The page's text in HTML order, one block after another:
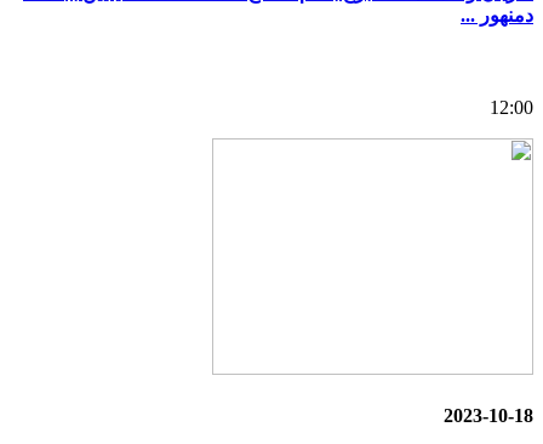
دمنهور ...
12:00
2023-10-18